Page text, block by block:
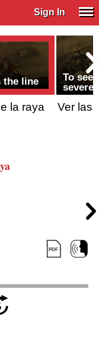
Sign In
the line
la raya
To see
severe
Ver las